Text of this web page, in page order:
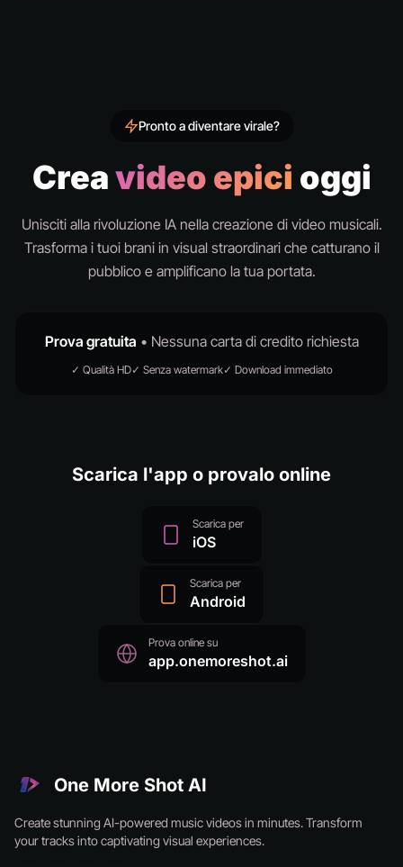
Pronto a diventare virale?
Creavideo epici oggi
Unisciti alla rivoluzione IA nella creazione di video musicali.
Trasforma i tuoi brani in visual straordinari che catturano il
pubblico e amplificano la tua portata.
Prova gratuita • Nessuna carta di credito richiesta
✓ Qualità HD✓ Senza watermark✓ Download immediato
Scarica l'app o provalo online
Scarica per
iOS
Scarica per
Android
Prova online su
app.onemoreshot.ai
One More Shot AI
Create stunning AI-powered music videos in minutes. Transform
your tracks into captivating visual experiences.